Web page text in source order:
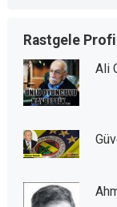
Rastgele Profil
Ali